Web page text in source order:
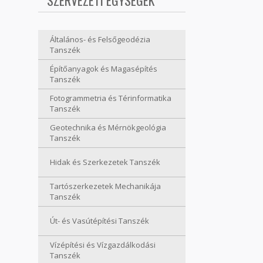
Általános- és Felsőgeodézia
Tanszék
Építőanyagok és Magasépítés
Tanszék
Fotogrammetria és Térinformatika
Tanszék
Geotechnika és Mérnökgeológia
Tanszék
Hidak és Szerkezetek Tanszék
Tartószerkezetek Mechanikája
Tanszék
Út- és Vasútépítési Tanszék
Vízépítési és Vízgazdálkodási
Tanszék